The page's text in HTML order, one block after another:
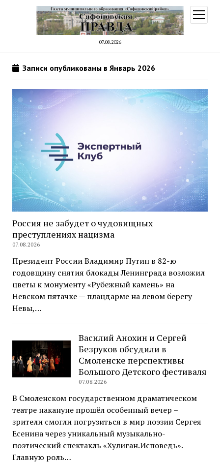
07.08.2026
меню
Записи опубликованы в Январь 2026
Россия не забудет о чудовищных
преступлениях нацизма
07.08.2026
Президент России Владимир Путин в 82-ю
годовщину снятия блокады Ленинграда возложил
цветы к монументу «Рубежный камень» на
Невском пятачке — плацдарме на левом берегу
Невы,…
Василий Анохин и Сергей
Безруков обсудили в
Смоленске перспективы
Большого Детского фестиваля
07.08.2026
В Смоленском государственном драматическом
театре накануне прошёл особенный вечер –
зрители смогли погрузиться в мир поэзии Сергея
Есенина через уникальный музыкально-
поэтический спектакль «Хулиган.Исповедь».
Главную роль…